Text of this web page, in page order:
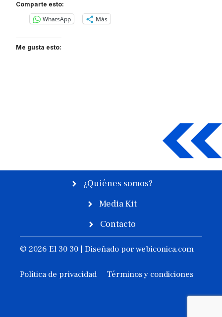
Comparte esto:
WhatsApp Más
Me gusta esto:
¿Quiénes somos?
Media Kit
Contacto
© 2026 El 30 30 | Diseñado porwebiconica.com
Política de privacidad Términos y condiciones